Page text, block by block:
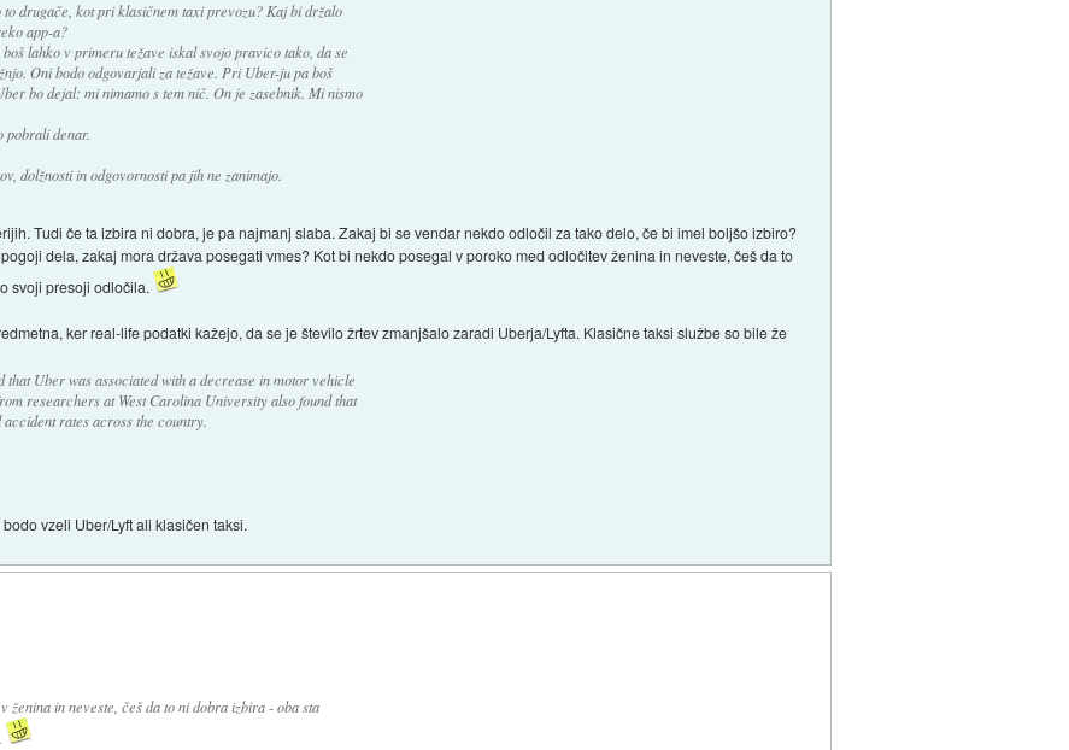
drugače, kot pri klasičnem taxi prevozu? Kaj bi držalo
app-a?
lahko v primeru težave iskal svojo pravico tako, da se
Oni bodo odgovarjali za težave. Pri Uber-ju pa boš
bo dejal: mi nimamo s tem nič. On je zasebnik. Mi nismo
pobrali denar.
dolžnosti in odgovornosti pa jih ne zanimajo.
Tudi če ta izbira ni dobra, je pa najmanj slaba. Zakaj bi se vendar nekdo odločil za tako delo, če bi imel boljšo izbiro?
dela, zakaj mora država posegati vmes? Kot bi nekdo posegal v poroko med odločitev ženina in neveste, češ da to
svoji presoji odločila.
ker real-life podatki kažejo, da se je število žrtev zmanjšalo zaradi Uberja/Lyfta. Klasične taksi službe so bile že
Uber was associated with a decrease in motor vehicle
researchers at West Carolina University also found that
rates across the country.
vzeli Uber/Lyft ali klasičen taksi.
ženina in neveste, češ da to ni dobra izbira - oba sta